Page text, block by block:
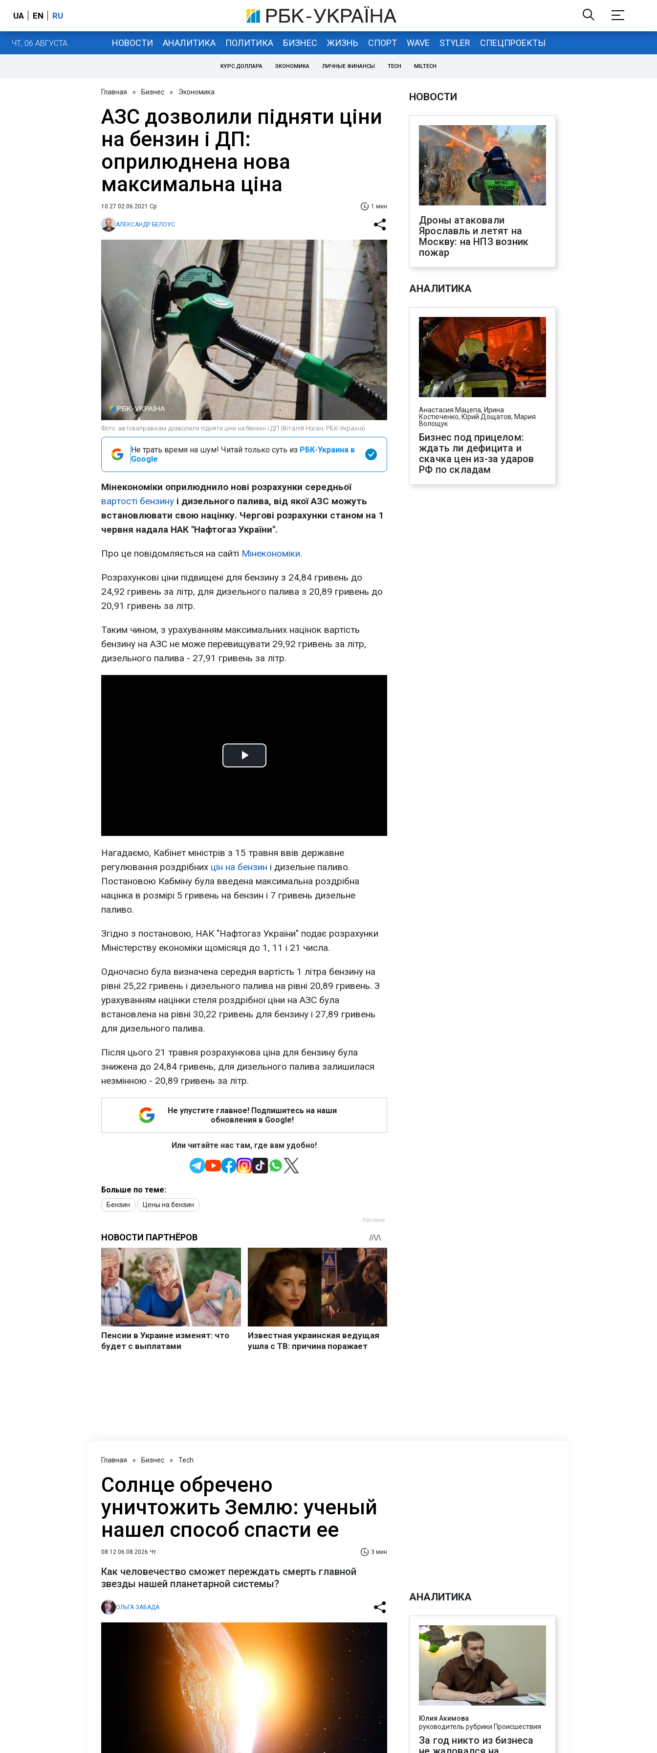
UA EN RU
ЧТ, 06 АВГУСТА НОВОСТИ АНАЛИТИКА ПОЛИТИКА БИЗНЕС ЖИЗНЬ СПОРТ WAVE STYLER СПЕЦПРОЕКТЫ
КУРС ДОЛЛАРА ЭКОНОМИКА ЛИЧНЫЕ ФИНАНСЫ TECH MILTECH
Главная » Бизнес » Экономика
АЗС дозволили підняти ціни
на бензин і ДП:
оприлюднена нова
максимальна ціна
10:27 02.06.2021 Ср 1 мин
АЛЕКСАНДР БЕЛОУС
Фото: автозаправкам дозволили підняти ціни на бензин і ДП (Віталій Носач, РБК-Україна)
Не трать время на шум! Читай только суть из РБК-Украина в
Google
Мінекономіки оприлюднило нові розрахунки середньої
вартості бензину і дизельного палива, від якої АЗС можуть
встановлювати свою націнку. Чергові розрахунки станом на 1
червня надала НАК "Нафтогаз України".
Про це повідомляється на сайті Мінекономіки.
Розрахункові ціни підвищені для бензину з 24,84 гривень до
24,92 гривень за літр, для дизельного палива з 20,89 гривень до
20,91 гривень за літр.
Таким чином, з урахуванням максимальних націнок вартість
бензину на АЗС не може перевищувати 29,92 гривень за літр,
дизельного палива - 27,91 гривень за літр.
Play
Нагадаємо, Кабінет міністрів з 15 травня ввів державне
регулювання роздрібних цін на бензин і дизельне паливо.
Постановою Кабміну була введена максимальна роздрібна
націнка в розмірі 5 гривень на бензин і 7 гривень дизельне
паливо.
Згідно з постановою, НАК "Нафтогаз України" подає розрахунки
Міністерству економіки щомісяця до 1, 11 і 21 числа.
Одночасно була визначена середня вартість 1 літра бензину на
рівні 25,22 гривень і дизельного палива на рівні 20,89 гривень. З
урахуванням націнки стеля роздрібної ціни на АЗС була
встановлена на рівні 30,22 гривень для бензину і 27,89 гривень
для дизельного палива.
Після цього 21 травня розрахункова ціна для бензину була
знижена до 24,84 гривень, для дизельного палива залишилася
незмінною - 20,89 гривень за літр.
Не упустите главное! Подпишитесь на наши
обновления в Google!
Или читайте нас там, где вам удобно!
Больше по теме:
Бензин Цены на бензин
НОВОСТИ
Дроны атаковали
Ярославль и летят на
Москву: на НПЗ возник
пожар
АНАЛИТИКА
Анастасия Мацепа, Ирина
Костюченко, Юрий Дощатов, Мария
Волощук
Бизнес под прицелом:
ждать ли дефицита и
скачка цен из-за ударов
РФ по складам
Главная » Бизнес » Tech
Солнце обречено
уничтожить Землю: ученый
нашел способ спасти ее
08:12 06.08.2026 Чт 3 мин
Как человечество сможет переждать смерть главной
звезды нашей планетарной системы?
ОЛЬГА ЗАВАДА
АНАЛИТИКА
Юлия Акимова
руководитель рубрики Происшествия
За год никто из бизнеса